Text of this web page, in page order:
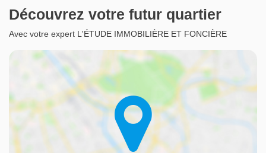
Découvrez votre futur quartier
Avec votre expert L'ÉTUDE IMMOBILIÈRE ET FONCIÈRE